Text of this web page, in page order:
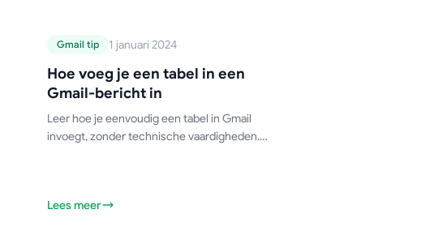
Hoe voeg je een
tabel in een Gmail-
bericht in
Gmail-handleiding
Gmail tip 1 januari 2024
Hoe voeg je een tabel in een
Gmail-bericht in
Leer hoe je eenvoudig een tabel in Gmail
invoegt, zonder technische vaardigheden.
Lees meer